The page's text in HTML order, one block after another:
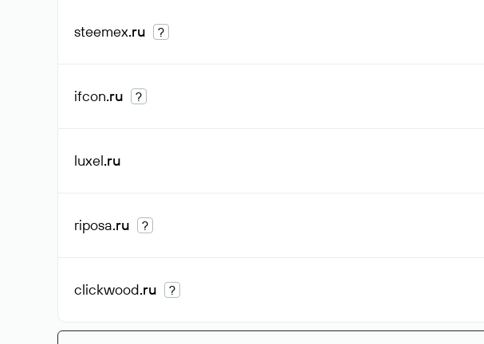
steemex.ru ?
ifcon.ru ?
luxel.ru
riposa.ru ?
clickwood.ru ?